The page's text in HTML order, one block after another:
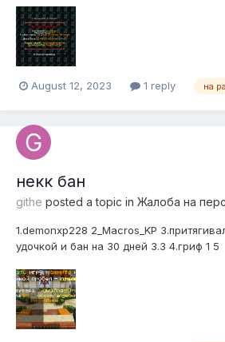
банит меня,без проверки 4. 1 гриф 5.
August 12, 2023 1 reply на
некк бан
githe posted a topic in Жалоба на
1.demonxp228 2_Macros_KP
удочкой и бан на 30 дней 3.3 4.гриф 1 5